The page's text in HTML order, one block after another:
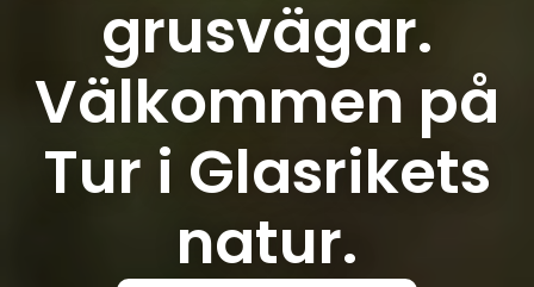
grusvägar.
Välkommen på
Tur i Glasrikets
natur.